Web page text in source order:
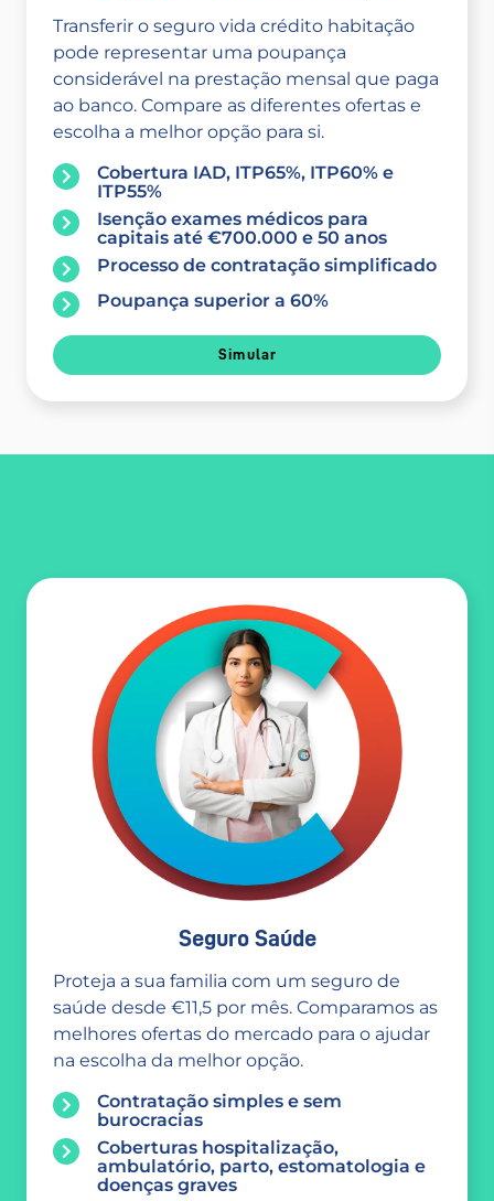
Transferir o seguro vida crédito habitação
pode representar uma poupança
considerável na prestação mensal que paga
ao banco. Compare as diferentes ofertas e
escolha a melhor opção para si.
Cobertura IAD, ITP65%, ITP60% e
ITP55%
Isenção exames médicos para
capitais até €700.000 e 50 anos
Processo de contratação simplificado
Poupança superior a 60%
Simular
Seguro Saúde
Proteja a sua familia com um seguro de
saúde desde €11,5 por mês. Comparamos as
melhores ofertas do mercado para o ajudar
na escolha da melhor opção.
Contratação simples e sem
burocracias
Coberturas hospitalização,
ambulatório, parto, estomatologia e
doenças graves